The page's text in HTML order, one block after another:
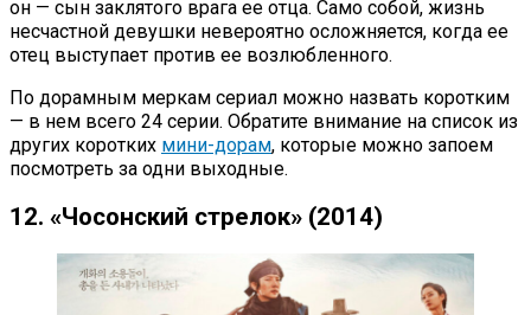
он — сын заклятого врага ее отца. Само собой, жизнь
несчастной девушки невероятно осложняется, когда ее
отец выступает против ее возлюбленного.
По дорамным меркам сериал можно назвать коротким
— в нем всего 24 серии. Обратите внимание на список из
других коротких мини-дорам, которые можно запоем
посмотреть за одни выходные.
12. «Чосонский стрелок» (2014)